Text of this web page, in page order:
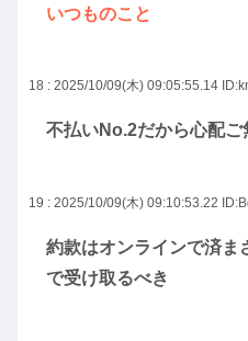
いつものこと
18 : 2025/10/09(木) 09:05:55.14
不払いNo.2だから心配ご
19 : 2025/10/09(木) 09:10:53.22
約款はオンラインで済ま
で受け取るべき